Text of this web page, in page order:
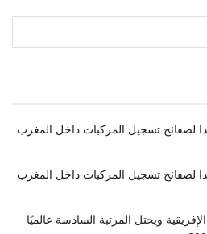
لصفائح تسجيل المركبات داخل المغرب
لصفائح تسجيل المركبات داخل المغرب
ويحتل المرتبة السادسة عالميًا